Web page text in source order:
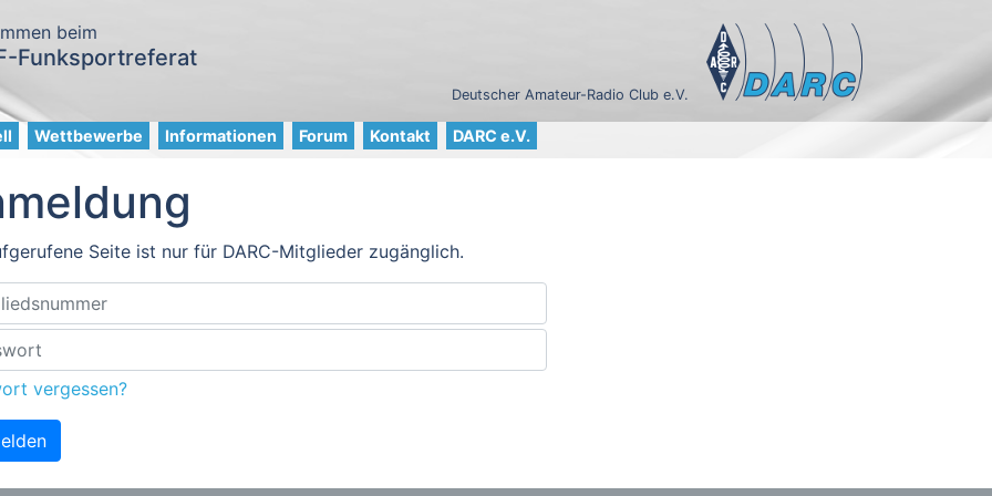
beim
Funksportreferat
Deutscher Amateur-Radio Club e.V.
Wettbewerbe Informationen Forum Kontakt DARC e.V.
Seite ist nur für DARC-Mitglieder zugänglich.
vergessen?